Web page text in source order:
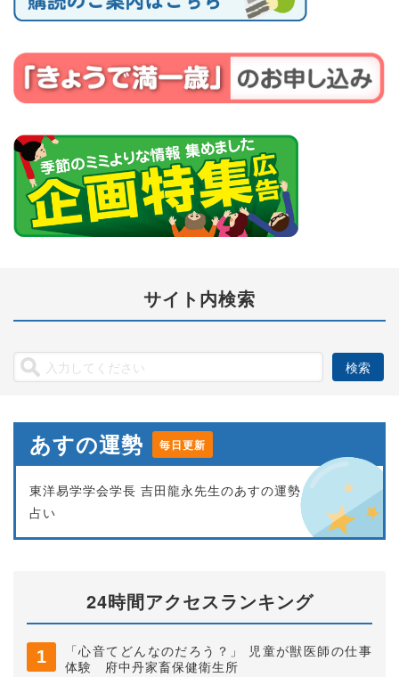
サイト内検索
あすの運勢 毎日更新
東洋易学学会学長 吉田龍永先生のあすの運勢
占い
24時間アクセスランキング
「心音てどんなのだろう？」 児童が獣医師の仕事
体験 府中丹家畜保健衛生所